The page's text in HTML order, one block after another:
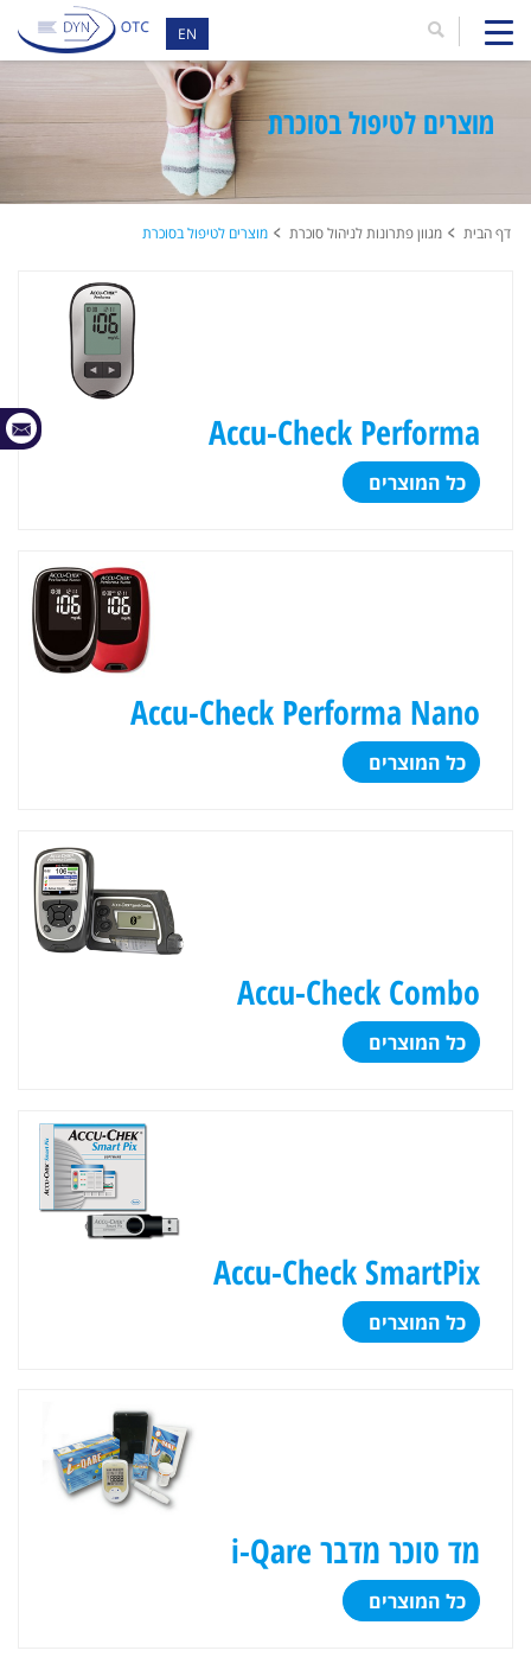
EN
מוצרים לטיפול בסוכרת
דף הבית מגוון פתרונות לניהול סוכרת מוצרים לטיפול בסוכרת
Accu-Check Performa
כל המוצרים
Accu-Check Performa Nano
כל המוצרים
Accu-Check Combo
כל המוצרים
Accu-Check SmartPix
כל המוצרים
מד סוכר מדבר i-Qare
כל המוצרים